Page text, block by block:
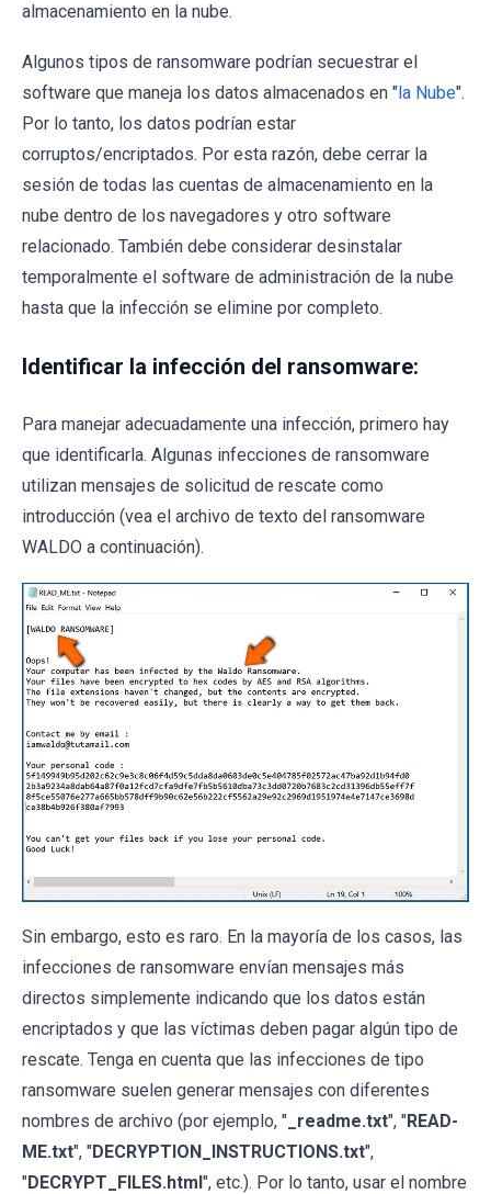
almacenamiento en la nube.
Algunos tipos de ransomware podrían secuestrar el
software que maneja los datos almacenados en " la Nube".
Por lo tanto, los datos podrían estar
corruptos/encriptados. Por esta razón, debe cerrar la
sesión de todas las cuentas de almacenamiento en la
nube dentro de los navegadores y otro software
relacionado. También debe considerar desinstalar
temporalmente el software de administración de la nube
hasta que la infección se elimine por completo.
Identificar la infección del ransomware:
Para manejar adecuadamente una infección, primero hay
que identificarla. Algunas infecciones de ransomware
utilizan mensajes de solicitud de rescate como
introducción (vea el archivo de texto del ransomware
WALDO a continuación).
Sin embargo, esto es raro. En la mayoría de los casos, las
infecciones de ransomware envían mensajes más
directos simplemente indicando que los datos están
encriptados y que las víctimas deben pagar algún tipo de
rescate. Tenga en cuenta que las infecciones de tipo
ransomware suelen generar mensajes con diferentes
nombres de archivo (por ejemplo, " _readme.txt", "READ-
ME.txt", "DECRYPTION_INSTRUCTIONS.txt",
"DECRYPT_FILES.html", etc.). Por lo tanto, usar el nombre